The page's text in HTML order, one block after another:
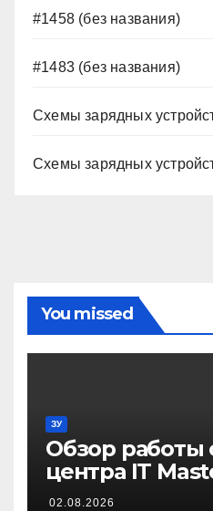
#1458 (без названия)
#1483 (без названия)
Схемы зарядных
Схемы зарядных
You missed
ЗУ
Обзор работы
центра IT
примере
02.08.2026